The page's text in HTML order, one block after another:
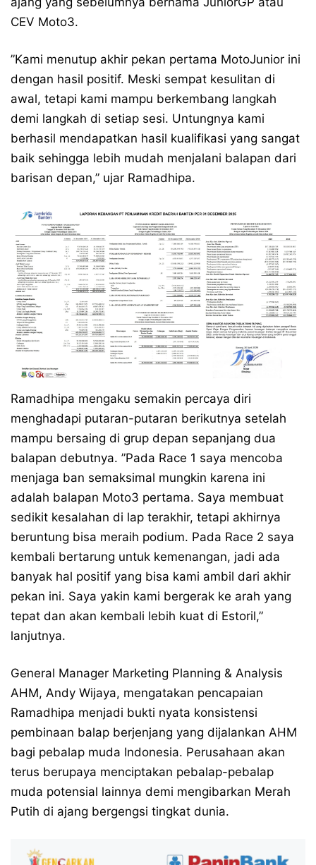
CEV Moto3.
”Kami menutup akhir pekan pertama MotoJunior ini
dengan hasil positif. Meski sempat kesulitan di
awal, tetapi kami mampu berkembang langkah
demi langkah di setiap sesi. Untungnya kami
berhasil mendapatkan hasil kualifikasi yang sangat
baik sehingga lebih mudah menjalani balapan dari
barisan depan,” ujar Ramadhipa.
Ramadhipa mengaku semakin percaya diri
menghadapi putaran-putaran berikutnya setelah
mampu bersaing di grup depan sepanjang dua
balapan debutnya. ”Pada Race 1 saya mencoba
menjaga ban semaksimal mungkin karena ini
adalah balapan Moto3 pertama. Saya membuat
sedikit kesalahan di lap terakhir, tetapi akhirnya
beruntung bisa meraih podium. Pada Race 2 saya
kembali bertarung untuk kemenangan, jadi ada
banyak hal positif yang bisa kami ambil dari akhir
pekan ini. Saya yakin kami bergerak ke arah yang
tepat dan akan kembali lebih kuat di Estoril,”
lanjutnya.
General Manager Marketing Planning & Analysis
AHM, Andy Wijaya, mengatakan pencapaian
Ramadhipa menjadi bukti nyata konsistensi
pembinaan balap berjenjang yang dijalankan AHM
bagi pebalap muda Indonesia. Perusahaan akan
terus berupaya menciptakan pebalap-pebalap
muda potensial lainnya demi mengibarkan Merah
Putih di ajang bergengsi tingkat dunia.